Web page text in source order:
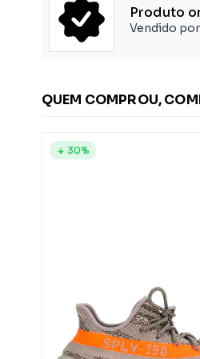
Produto
Vendido
QUEM COMPROU,
30%